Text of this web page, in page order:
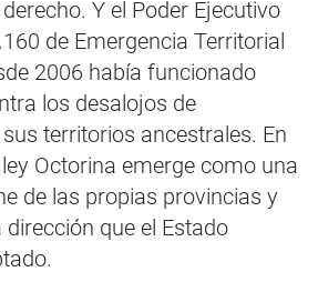
Y el Poder Ejecutivo
de Emergencia Territorial
2006 había funcionado
los desalojos de
territorios ancestrales. En
Octorina emerge como una
de las propias provincias y
que el Estado